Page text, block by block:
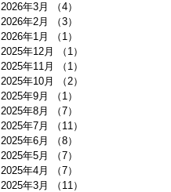
2026年3月
（4）
2026年2月
（3）
2026年1月
（1）
2025年12月
（1）
2025年11月
（1）
2025年10月
（2）
2025年9月
（1）
2025年8月
（7）
2025年7月
（11）
2025年6月
（8）
2025年5月
（7）
2025年4月
（7）
2025年3月
（11）